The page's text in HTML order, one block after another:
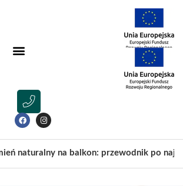
naturalny na balkon: przewodnik po